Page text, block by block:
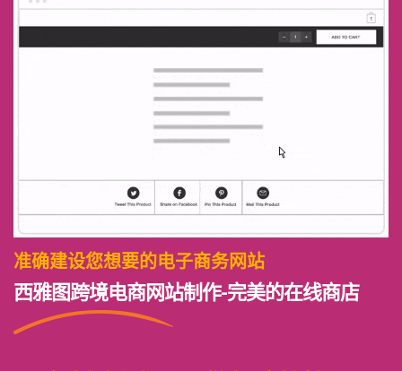
准确建设您想要的电子商务网站
西雅图跨境电商网站制作-完美的在线商店